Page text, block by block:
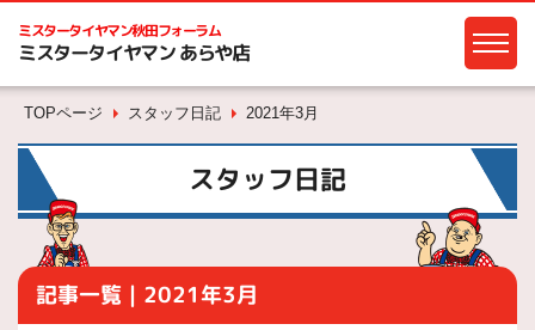
ミスタータイヤマン秋田フォーラム
ミスタータイヤマン あらや店
TOPページ スタッフ日記 2021年3月
スタッフ日記
記事一覧｜2021年3月